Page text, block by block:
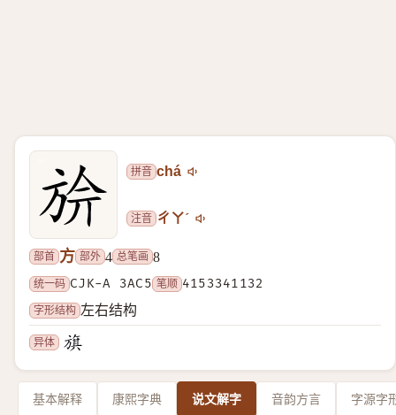
拼音 chá
注音 ㄔㄚˊ
部首 方 部外 4 总笔画 8
统一码 CJK-A 3AC5 笔顺 4153341132
字形结构 左右结构
异体
基本解释 康熙字典 说文解字 音韵方言 字源字